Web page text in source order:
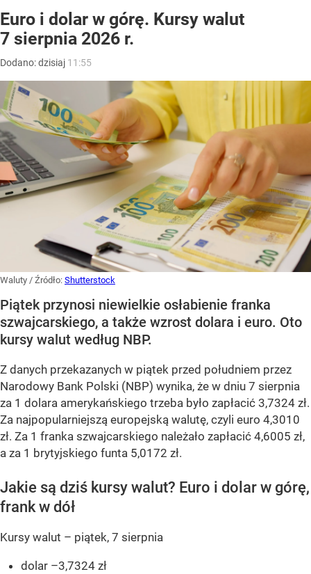
Euro i dolar w górę. Kursy walut
7 sierpnia 2026 r.
Dodano:dzisiaj 11:55
Waluty / Źródło: Shutterstock
Piątek przynosi niewielkie osłabienie franka
szwajcarskiego, a także wzrost dolara i euro. Oto
kursy walut według NBP.
Z danych przekazanych w piątek przed południem przez
Narodowy Bank Polski (NBP) wynika, że w dniu 7 sierpnia
za 1 dolara amerykańskiego trzeba było zapłacić 3,7324 zł.
Za najpopularniejszą europejską walutę, czyli euro 4,3010
zł. Za 1 franka szwajcarskiego należało zapłacić 4,6005 zł,
a za 1 brytyjskiego funta 5,0172 zł.
Jakie są dziś kursy walut? Euro i dolar w górę,
frank w dół
Kursy walut – piątek, 7 sierpnia
dolar –3,7324 zł